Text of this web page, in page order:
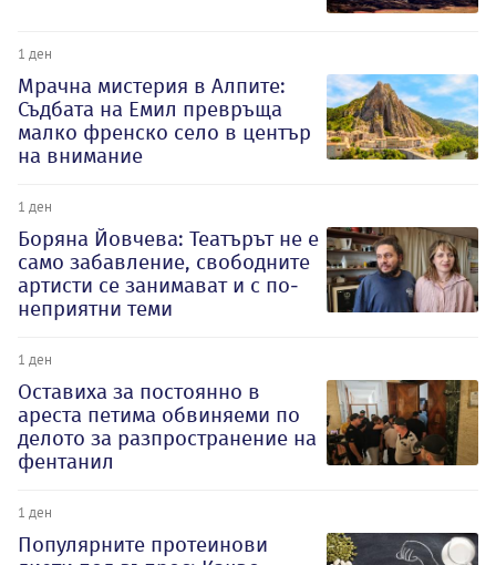
1 ден
Мрачна мистерия в Алпите:
Съдбата на Емил превръща
малко френско село в център
на внимание
1 ден
Боряна Йовчева: Театърът не е
само забавление, свободните
артисти се занимават и с по-
неприятни теми
1 ден
Оставиха за постоянно в
ареста петима обвиняеми по
делото за разпространение на
фентанил
1 ден
Популярните протеинови